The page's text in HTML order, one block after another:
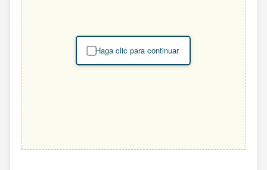
Haga clic para continuar